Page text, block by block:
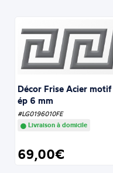
Décor Frise Acier
ép 6 mm
#LG0196010FE
Livraison à domicile
69,00€